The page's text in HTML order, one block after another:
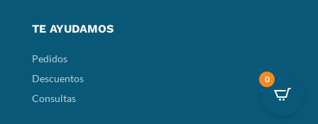
TE AYUDAMOS
Pedidos
Descuentos
Consultas
0